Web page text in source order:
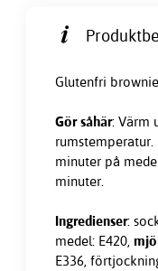
Glutenfri
Gör såhär: Värm
rumstemperatur.
minuter på
minuter.
Ingredienser:
medel: E420,
E336,